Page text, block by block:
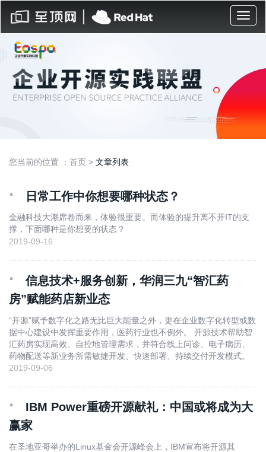
您当前的位置 ： 首页 > 文章列表
· 日常工作中你想要哪种状态？
金融科技大潮席卷而来，体验很重要。而体验的提升离不开IT的支
撑，下面哪种是你想要的状态？
2019-09-16
·
信息技术+服务创新，华润三九“智汇药
房”赋能药店新业态
“开源”赋予数字化之路无比巨大能量之外，更在企业数字化转型或数
据中心建设中发挥重要作用，医药行业也不例外。 开源技术帮助智
汇药房实现高效、自控地管理需求，并符合线上问诊、电子病历、
药物配送等新业务所需敏捷开发、快速部署、持续交付开发模式。
2019-09-06
·
IBM Power重磅开源献礼：中国或将成为大
赢家
在圣地亚哥举办的Linux基金会开源峰会上，IBM宣布将开源其